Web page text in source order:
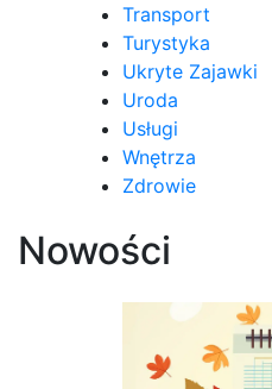
Transport
Turystyka
Ukryte Zajawki
Uroda
Usługi
Wnętrza
Zdrowie
Nowości